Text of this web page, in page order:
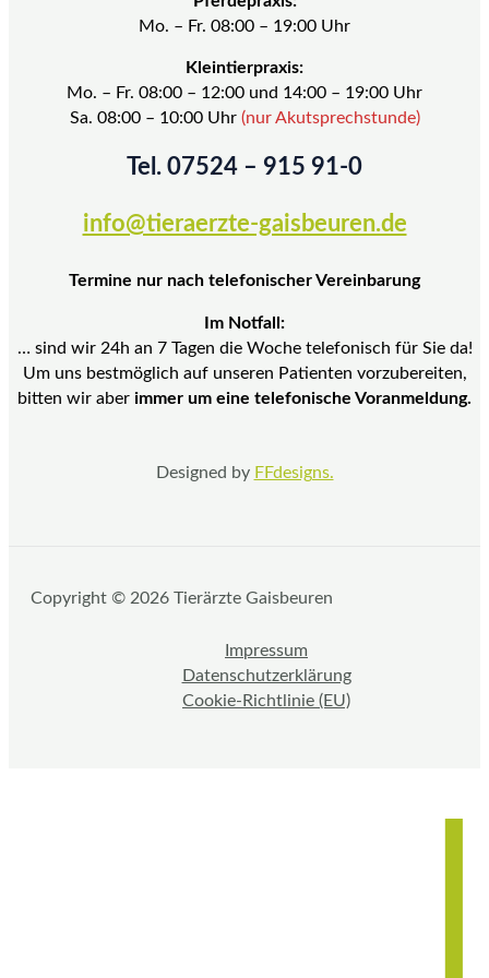
Mo. – Fr. 08:00 – 19:00 Uhr
Kleintierpraxis:
Mo. – Fr. 08:00 – 12:00 und 14:00 – 19:00 Uhr
Sa. 08:00 – 10:00 Uhr (nur Akutsprechstunde)
Tel. 07524 – 915 91-0
info@tieraerzte-gaisbeuren.de
Termine nur nach telefonischer Vereinbarung
Im Notfall:
… sind wir 24h an 7 Tagen die Woche telefonisch für Sie da!
Um uns bestmöglich auf unseren Patienten vorzubereiten,
bitten wir aber immer um eine telefonische Voranmeldung.
Designed by FFdesigns.
Copyright © 2026 Tierärzte Gaisbeuren
Impressum
Datenschutzerklärung
Cookie-Richtlinie (EU)